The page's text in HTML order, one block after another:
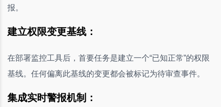
报。
建立权限变更基线：
在部署监控工具后，首要任务是建立一个“已知正常”的权限
基线。任何偏离此基线的变更都会被标记为待审查事件。
集成实时警报机制：